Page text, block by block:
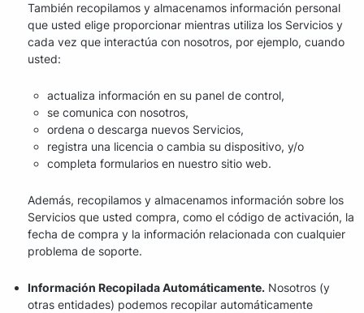
También recopilamos y almacenamos información personal
que usted elige proporcionar mientras utiliza los Servicios y
cada vez que interactúa con nosotros, por ejemplo, cuando
usted:
actualiza información en su panel de control,
se comunica con nosotros,
ordena o descarga nuevos Servicios,
registra una licencia o cambia su dispositivo, y/o
completa formularios en nuestro sitio web.
Además, recopilamos y almacenamos información sobre los
Servicios que usted compra, como el código de activación, la
fecha de compra y la información relacionada con cualquier
problema de soporte.
Información Recopilada Automáticamente. Nosotros (y
otras entidades) podemos recopilar automáticamente